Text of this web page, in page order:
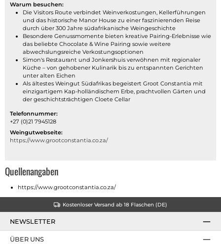
Warum besuchen:
Die Visitors Route verbindet Weinverkostungen, Kellerführungen
und das historische Manor House zu einer faszinierenden Reise
durch über 300 Jahre südafrikanische Weingeschichte
Besondere Genussmomente bieten kreative Pairing-Erlebnisse wie
das beliebte Chocolate & Wine Pairing sowie weitere
abwechslungsreiche Verkostungsoptionen
Simon's Restaurant und Jonkershuis verwöhnen mit regionaler
Küche – von gehobener Kulinarik bis zu entspannten Gerichten
unter alten Eichen
Als ältestes Weingut Südafrikas begeistert Groot Constantia mit
einzigartigem Kap-holländischem Erbe, prachtvollen Gärten und
der geschichtsträchtigen Cloete Cellar
Telefonnummer:
+27 (0)21 7945128
Weingutwebseite:
https://www.grootconstantia.co.za/
Quellenangaben
https://www.grootconstantia.co.za/
Kostenloser Versand ab 18 Flaschen (DE)
NEWSLETTER
ÜBER UNS